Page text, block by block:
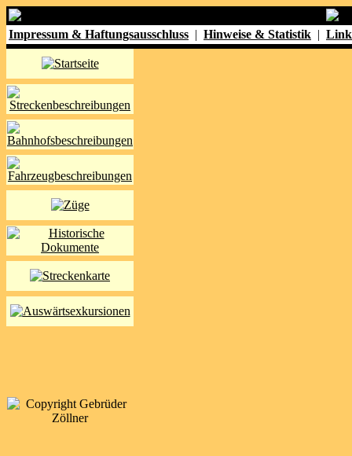
Impressum & Haftungsausschluss | Hinweise & Statistik |